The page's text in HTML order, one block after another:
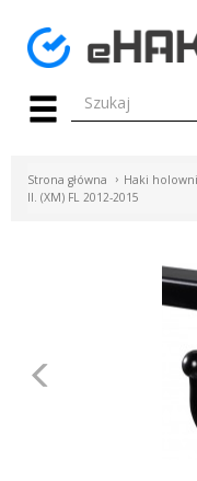
Menu
HAKI
WIĄZKI
BOXY
Strona główna Haki
II. (XM) FL 2012-2015
Poprzednie